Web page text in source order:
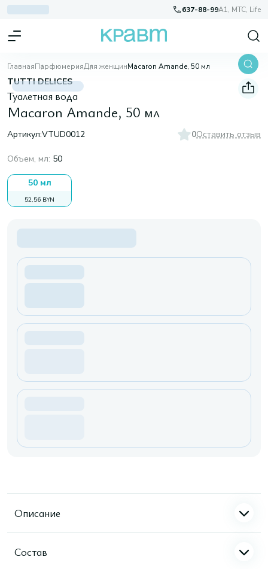
637-88-99A1, МТС, Life
ГлавнаяПарфюмерияДля женщинMacaron Amande, 50 мл
TUTTI DELICES
Туалетная вода
Macaron Amande, 50 мл
Артикул:VTUD0012 0Оставить отзыв
Объем, мл: 50
50 мл
52,56 BYN
Описание
Состав